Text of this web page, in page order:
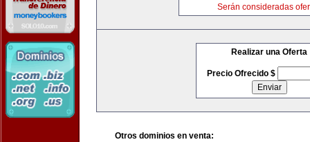
Serán consideradas
Realizar una Oferta
Precio Ofrecido $
Otros dominios en venta: